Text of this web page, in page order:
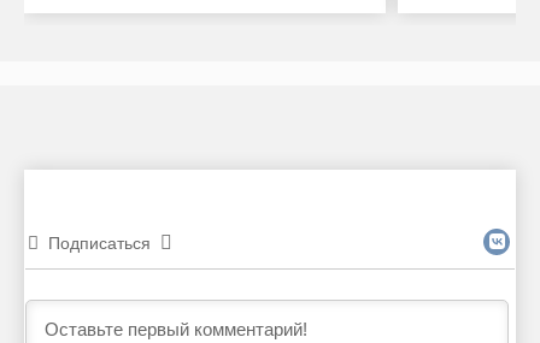
Подписаться